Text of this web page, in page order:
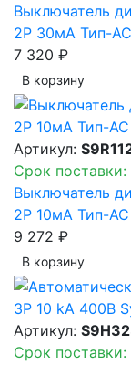
Выключатель
2P 30мА Тип-
7 320 ₽
В корзинy
Артикул:
Срок поставки:
Выключатель
2P 10мА Тип-
9 272 ₽
В корзинy
Артикул:
Срок поставки: